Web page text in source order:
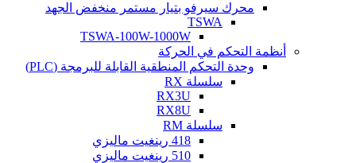
محرك سيرفو بتيار مستمر منخفض الجهد
TSWA
TSWA-100W-1000W
أنظمة التحكم في الحركة
وحدة التحكم المنطقية القابلة للبرمجة (PLC)
سلسلة RX
RX3U
RX8U
سلسلة RM
418 رينغيت ماليزي
510 رينغيت ماليزي